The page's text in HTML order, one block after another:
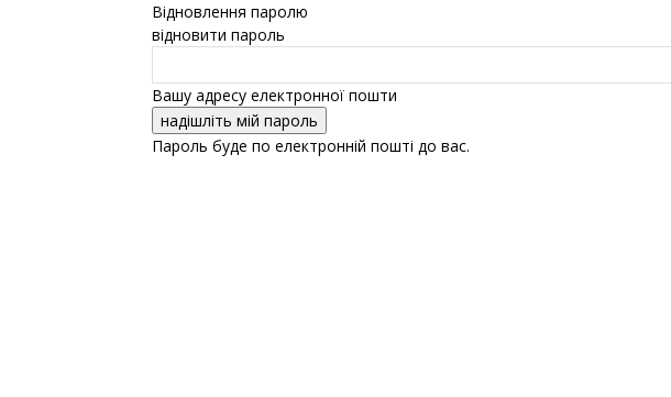
Відновлення паролю
відновити пароль
Вашу адресу електронної пошти
Пароль буде по електронній пошті до вас.